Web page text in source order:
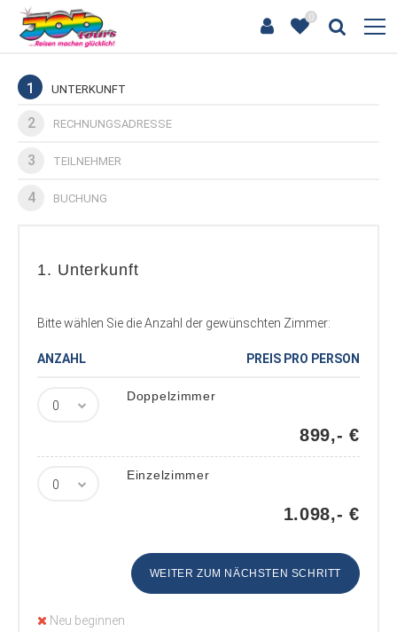
0
1 UNTERKUNFT
2 RECHNUNGSADRESSE
3 TEILNEHMER
4 BUCHUNG
1. Unterkunft
Bitte wählen Sie die Anzahl der gewünschten Zimmer:
ANZAHL PREIS PRO PERSON
Doppelzimmer
899,- €
Einzelzimmer
1.098,- €
WEITER ZUM NÄCHSTEN SCHRITT
Neu beginnen